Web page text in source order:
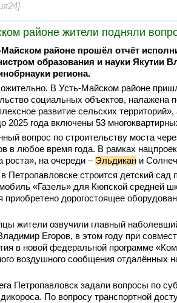
районе жители подняли
районе прошёл отчёт
образования и науки
региона.
В Усть-Майском районе
социальных объектов, налажена
развитие сельских
2025 года включены 53
вопрос по строительству моста
в любое время года. В рамках
роста», на очереди – Эльдикан и
Петропавловске строится детский
«Газель» для Кюпской
приобретено дорогостоящее
жители озвучили главный
Егоров, в этом году при
в новой федеральной программе
воздушного сообщения отдалённых
Петропавловск задали вопросы по
По вопросу транспортной